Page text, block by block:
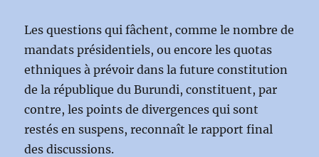
Les questions qui fâchent, comme le nombre de
mandats présidentiels, ou encore les quotas
ethniques à prévoir dans la future constitution
de la république du Burundi, constituent, par
contre, les points de divergences qui sont
restés en suspens, reconnaît le rapport final
des discussions.